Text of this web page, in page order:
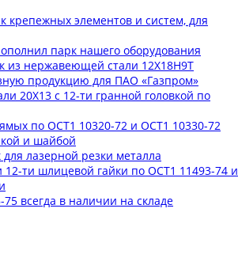
крепежных элементов и систем, для
парк нашего оборудования
из нержавеющей стали 12Х18Н9Т
продукцию для ПАО «Газпром»
20Х13 с 12-ти гранной головкой по
по ОСТ1 10320-72 и ОСТ1 10330-72
и шайбой
лазерной резки металла
ти шлицевой гайки по ОСТ1 11493-74 и
всегда в наличии на складе